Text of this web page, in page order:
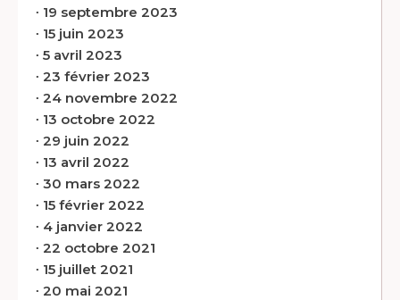
∙ 19 septembre 2023
∙ 15 juin 2023
∙ 5 avril 2023
∙ 23 février 2023
∙ 24 novembre 2022
∙ 13 octobre 2022
∙ 29 juin 2022
∙ 13 avril 2022
∙ 30 mars 2022
∙ 15 février 2022
∙ 4 janvier 2022
∙ 22 octobre 2021
∙ 15 juillet 2021
∙ 20 mai 2021